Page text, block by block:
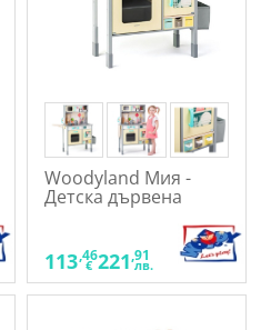
Woodyland Мия -
Детска дървена
кухня, със звуци и
113,46
€ 221,91
лв.